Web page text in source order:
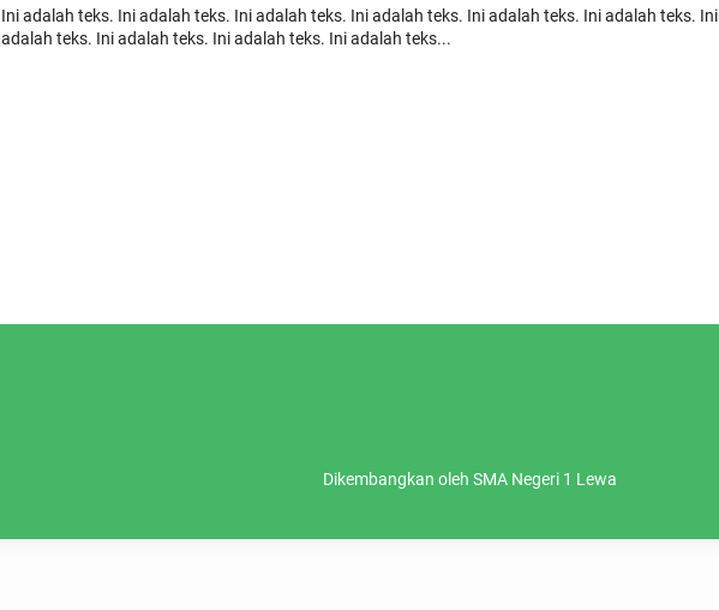
Ini adalah teks. Ini adalah teks. Ini adalah teks. Ini adalah teks. Ini adalah teks. Ini adalah teks. Ini
adalah teks. Ini adalah teks. Ini adalah teks. Ini adalah teks...
Dikembangkan oleh SMA Negeri 1 Lewa